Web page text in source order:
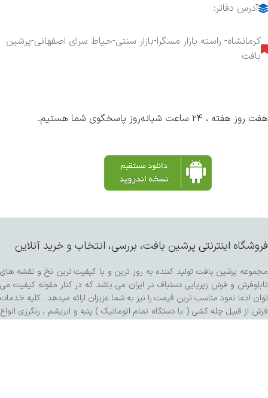
آدرس دفاتر:
کرمانشاه- راسته بازار مسگرا-بازار سنتی-حیاط سرای اصفهانی-پرشین
بافت
هفت روز هفته ، ۲۴ ساعت شبانه‌روز پاسخگوی شما هستیم.
فروشگاه اینترنتی پرشین بافت، بررسی، انتخاب و خرید آنلاین
مجموعه پرشین بافت تولید کننده به روز ترین و با کیفیت ترین نخ و نقشه های
تابلوفرش و فرش زیرپایی دستباف در ایران می باشد که در کنار مقوله کیفیت می
توان ادعا نمود مناسب ترین قیمت را نیز به شما عزیزان ارائه میدهد . کلیه خدمات
فرش از قبیل چله کشی ( با دستگاه تمام اتوماتیک ) پنبه و ابریشم ، رنگرزی انواع